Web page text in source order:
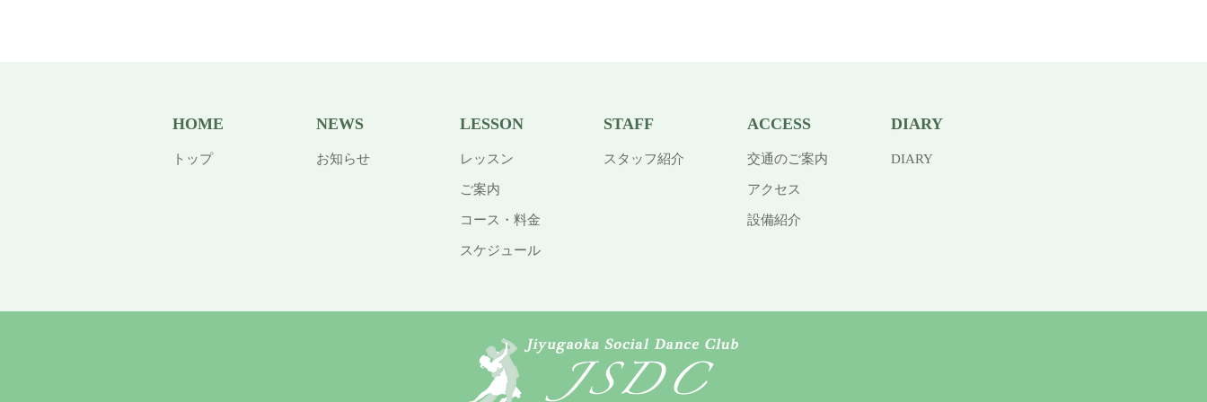
HOME
トップ
NEWS
お知らせ
LESSON
レッスン
ご案内
コース・料金
スケジュール
STAFF
スタッフ紹介
ACCESS
交通のご案内
アクセス
設備紹介
DIARY
DIARY